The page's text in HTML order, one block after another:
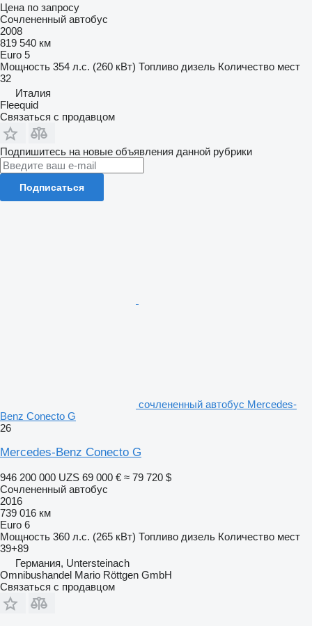
Цена по запросу
Сочлененный автобус
2008
819 540 км
Euro 5
Мощность 354 л.с. (260 кВт) Топливо дизель Количество мест
32
Италия
Fleequid
Связаться с продавцом
Подпишитесь на новые объявления данной рубрики
Подписаться
сочлененный автобус Mercedes-
Benz Conecto G
26
Mercedes-Benz Conecto G
946 200 000 UZS 69 000 € ≈ 79 720 $
Сочлененный автобус
2016
739 016 км
Euro 6
Мощность 360 л.с. (265 кВт) Топливо дизель Количество мест
39+89
Германия, Untersteinach
Omnibushandel Mario Röttgen GmbH
Связаться с продавцом